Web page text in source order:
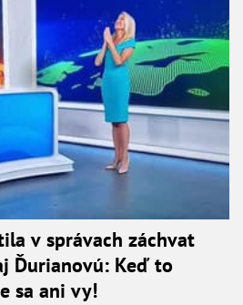
v správach záchvat
Ďurianovú: Keď to
sa ani vy!